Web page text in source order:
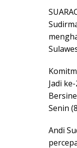
Jadi
Senin
Andi